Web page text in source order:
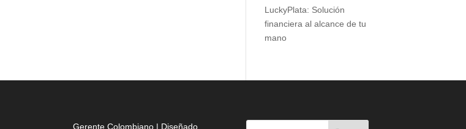
LuckyPlata: Solución
financiera al alcance de tu
mano
Gerente Colombiano | Diseñado